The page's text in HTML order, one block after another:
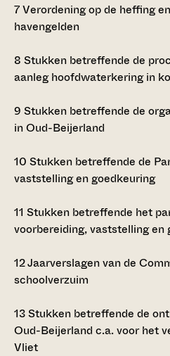
7Verordening op de heffing
havengelden
8 Stukken betreffende de
aanleg hoofdwaterkering in
9 Stukken betreffende de
in Oud-Beijerland
10 Stukken betreffende de
vaststelling en goedkeuring
11 Stukken betreffende het
voorbereiding, vaststelling en
12Jaarverslagen van de
schoolverzuim
13Stukken betreffende de
Oud-Beijerland c.a. voor het
Vliet